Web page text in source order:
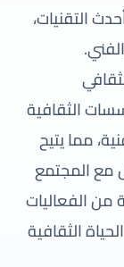
التقنيات،
الثقافية
مما يتيح
مع المجتمع
الفعاليات
الثقافية